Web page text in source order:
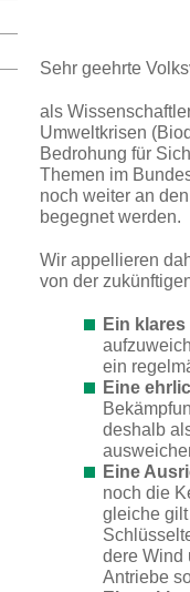
Sehr geehrte
als
Umweltkrisen
Bedrohung für
Themen im
noch weiter an
begegnet werden.
Wir appellieren
von der
Ein
ein
Eine
deshalb
Eine
noch die
gleiche
dere Wind
Antriebe